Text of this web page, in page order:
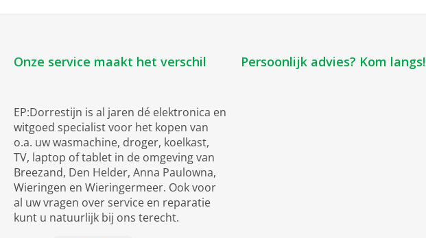
Onze service maakt het verschil
EP:Dorrestijn is al jaren dé elektronica en
witgoed specialist voor het kopen van
o.a. uw wasmachine, droger, koelkast,
TV, laptop of tablet in de omgeving van
Breezand, Den Helder, Anna Paulowna,
Wieringen en Wieringermeer. Ook voor
al uw vragen over service en reparatie
kunt u natuurlijk bij ons terecht.
Persoonlijk advies? Kom langs!